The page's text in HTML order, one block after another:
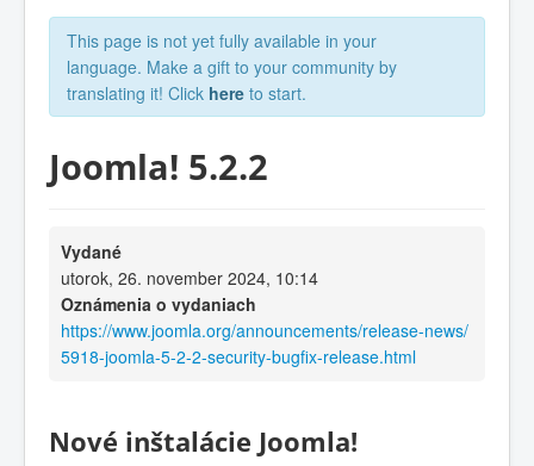
This page is not yet fully available in your
language. Make a gift to your community by
translating it! Click here to start.
Joomla! 5.2.2
Vydané
utorok, 26. november 2024, 10:14
Oznámenia o vydaniach
https://www.joomla.org/announcements/release-news/
5918-joomla-5-2-2-security-bugfix-release.html
Nové inštalácie Joomla!